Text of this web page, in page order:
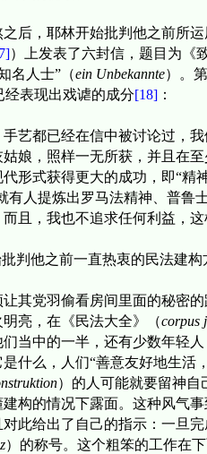
后，耶林开始批判他之前所
）上发表了六封信，题目为《
名人士”（ein Unbekannte）。
经表现出戏谑的成分[18]：
艺都已经在信中被讨论过，
娘，照样一无所获，并且在
形式获得更大的成功，即“
有人提炼出罗马法精神、普
而且，我也不追求任何利益，
判他之前一直热衷的民法建
其党羽偷看房间里面的秘密
亮，在《民法大全》（corpus
当中的一半，还有少数年轻
什么，人们“善意友好地生活
）的人可能就要留神自
构的情况下露面。这种风气
此给出了自己的指示：一旦
） 的称号。这个粗笨的工作在